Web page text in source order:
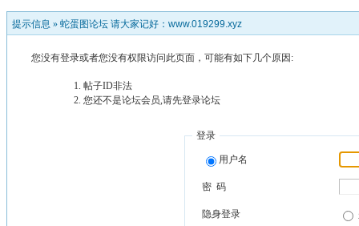
提示信息 » 蛇蛋图论坛 请大家记好：www.019299.xyz
您没有登录或者您没有权限访问此页面，可能有如下几个原因:
帖子ID非法
您还不是论坛会员,请先登录论坛
登录
用户名
密 码
隐身登录